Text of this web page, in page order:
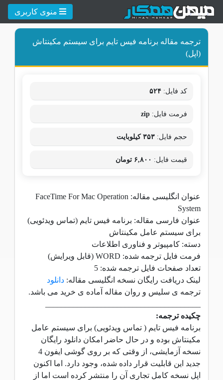
منوی کاربری
ترجمه مقاله برنامه فیس تایم برای سیستم مکینتاش
(اپل)
کد فایل: ۵۲۴
فرمت فایل: zip
حجم فایل: ۳۵۳ کیلوبایت
قیمت فایل: ۶,۸۰۰ تومان
عنوان انگلیسی مقاله: FaceTime For Mac Operation
System
عنوان فارسی مقاله: برنامه فیس تایم (تماس ویدئویی)
برای سیستم عامل مکینتاش
دسته: کامپیوتر و فناوری اطلاعات
فرمت فایل ترجمه شده: WORD (قابل ویرایش)
تعداد صفحات فایل ترجمه شده: 5
لینک دریافت رایگان نسخه انگلیسی مقاله: دانلود
ترجمه ی سلیس و روان مقاله آماده ی خرید می باشد.
چکیده ترجمه:
برنامه فیس تایم ( تماس ویدئویی) برای سیستم عامل
مکینتاش بوده و در حال حاضر امکان دانلود رایگان
نسخه آزمایشی، از وقتی که بر روی گوشی ایفون 4
جدید این قابلیت قرار داده شده، وجود دارد. اما اکنون
اپل نسخه کامل تجاری آن را منتشر کرده است اما از